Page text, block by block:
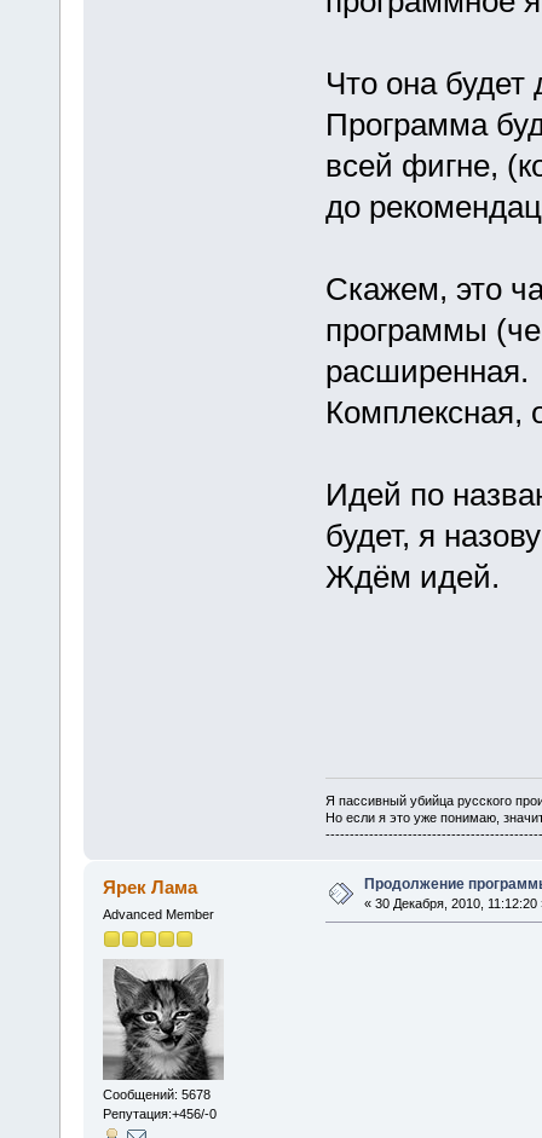
Что она будет
Программа
всей фигне,
до
Скажем, это
программы
расширенная.
Комплексная,
Идей по
будет, я
Ждём идей.
Я пассивный убийца русского
Но если я это уже понимаю,
Ярек Лама
Advanced Member
Сообщений: 5678
Репутация:+456/-0
Продолжение
« 30 Декабря, 2010, 11:12:20